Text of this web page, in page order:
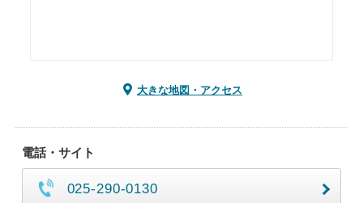
大きな地図・アクセス
電話・サイト
025-290-0130